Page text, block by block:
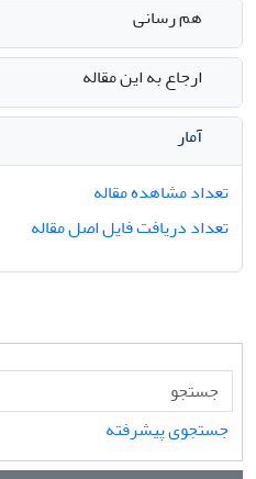
هم رسانی
ارجاع به این مقاله
آمار
تعداد مشاهده مقاله
تعداد دریافت فایل اصل مقاله
جستجوی پیشرفته